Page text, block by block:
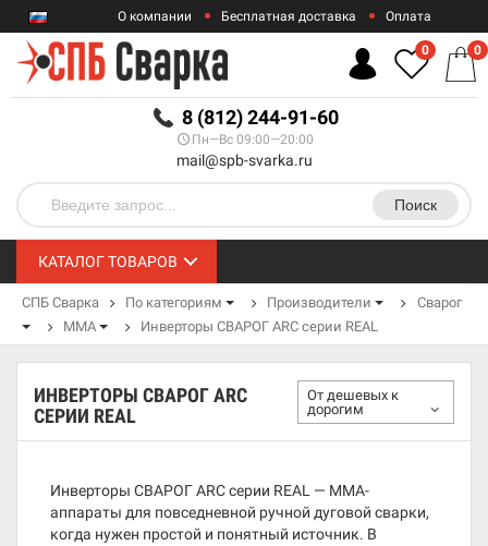
RUB
О компании Бесплатная доставка Оплата
Гарантии
8 (812) 244-91-60
Пн—Вс 09:00—20:00
mail@spb-svarka.ru
Поиск
0 0
КАТАЛОГ ТОВАРОВ
СПБ Сварка По категориям Производители
Сварог
MMA
Инверторы СВАРОГ ARC серии REAL
ИНВЕРТОРЫ СВАРОГ ARC
СЕРИИ REAL
От дешевых к
дорогим
Инверторы СВАРОГ ARC серии REAL — MMA-
аппараты для повседневной ручной дуговой сварки,
когда нужен простой и понятный источник. В